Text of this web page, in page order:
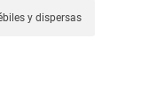
y dispersas